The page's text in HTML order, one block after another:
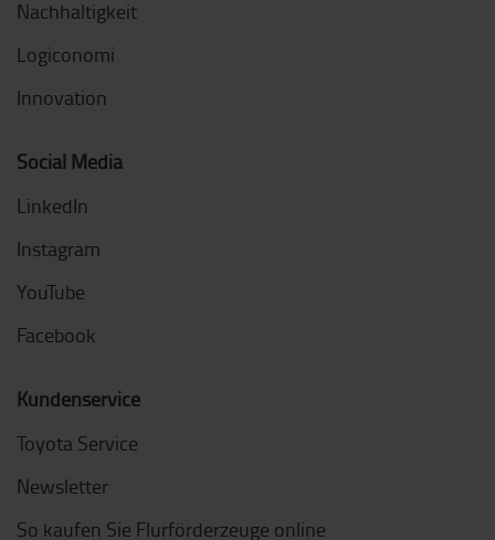
Nachhaltigkeit
Logiconomi
Innovation
Social Media
LinkedIn
Instagram
YouTube
Facebook
Kundenservice
Toyota Service
Newsletter
So kaufen Sie Flurförderzeuge online